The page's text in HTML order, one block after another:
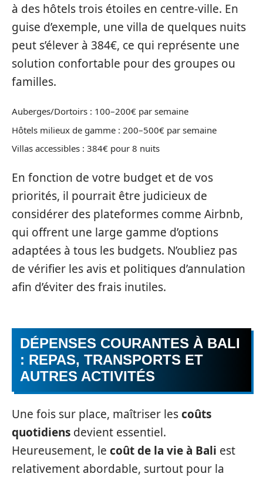
à des hôtels trois étoiles en centre-ville. En
guise d’exemple, une villa de quelques nuits
peut s’élever à 384€, ce qui représente une
solution confortable pour des groupes ou
familles.
Auberges/Dortoirs : 100–200€ par semaine
Hôtels milieux de gamme : 200–500€ par semaine
Villas accessibles : 384€ pour 8 nuits
En fonction de votre budget et de vos
priorités, il pourrait être judicieux de
considérer des plateformes comme Airbnb,
qui offrent une large gamme d’options
adaptées à tous les budgets. N’oubliez pas
de vérifier les avis et politiques d’annulation
afin d’éviter des frais inutiles.
DÉPENSES COURANTES À BALI
: REPAS, TRANSPORTS ET
AUTRES ACTIVITÉS
Une fois sur place, maîtriser lescoûts
quotidiens devient essentiel.
Heureusement, le coût de la vie à Bali est
relativement abordable, surtout pour la